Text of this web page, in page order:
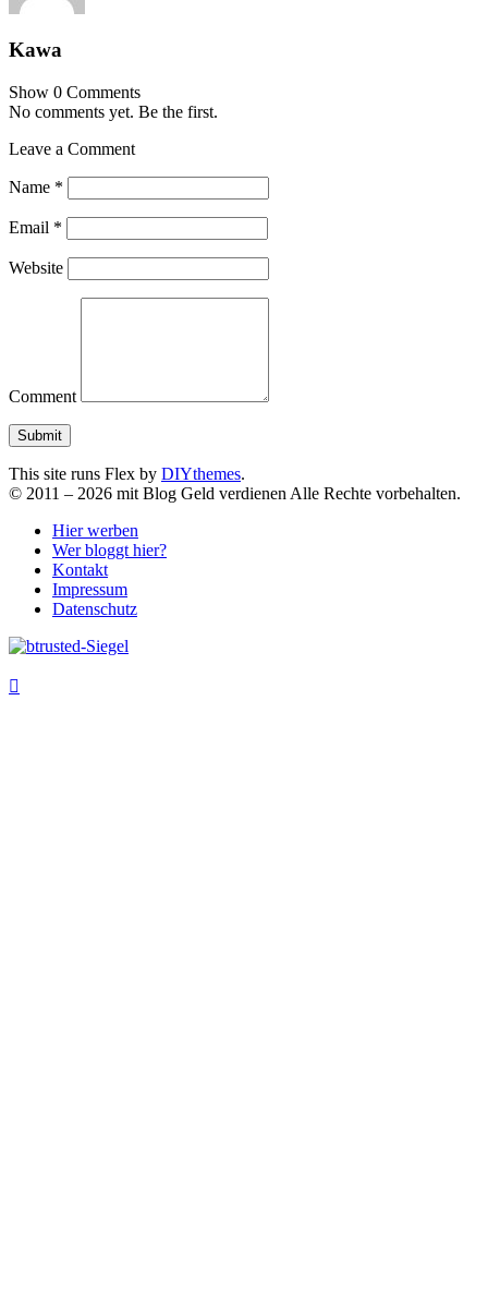
Kawa
Show 0 Comments
No comments yet. Be the first.
Leave a Comment
Name *
Email *
Website
Comment
This site runs Flex by DIYthemes.
© 2011 – 2026 mit Blog Geld verdienen Alle Rechte vorbehalten.
Hier werben
Wer bloggt hier?
Kontakt
Impressum
Datenschutz
